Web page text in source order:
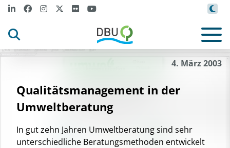
4. März 2003
Qualitätsmanagement in der
Umweltberatung
In gut zehn Jahren Umweltberatung sind sehr
unterschiedliche Beratungsmethoden entwickelt